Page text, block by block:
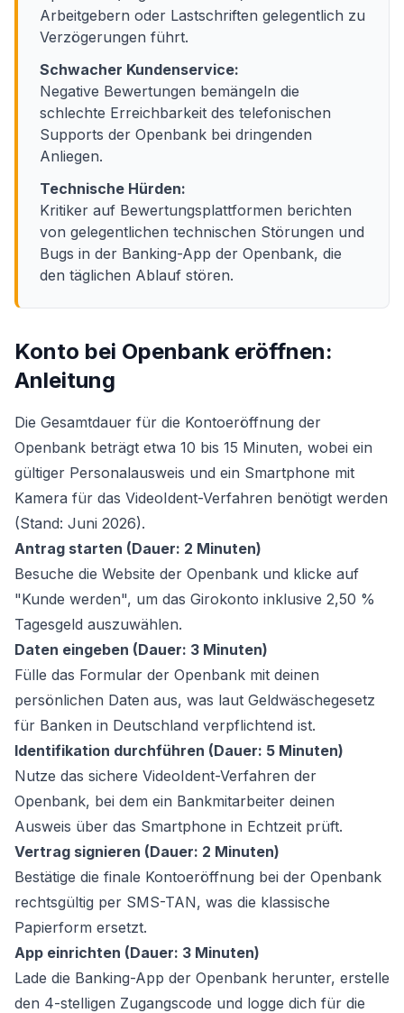
Arbeitgebern oder Lastschriften gelegentlich zu
Verzögerungen führt.
Schwacher Kundenservice:
Negative Bewertungen bemängeln die
schlechte Erreichbarkeit des telefonischen
Supports der Openbank bei dringenden
Anliegen.
Technische Hürden:
Kritiker auf Bewertungsplattformen berichten
von gelegentlichen technischen Störungen und
Bugs in der Banking-App der Openbank, die
den täglichen Ablauf stören.
Konto bei Openbank eröffnen:
Anleitung
Die Gesamtdauer für die Kontoeröffnung der
Openbank beträgt etwa 10 bis 15 Minuten, wobei ein
gültiger Personalausweis und ein Smartphone mit
Kamera für das VideoIdent-Verfahren benötigt werden
(Stand: Juni 2026).
Antrag starten (Dauer: 2 Minuten)
Besuche die Website der Openbank und klicke auf
"Kunde werden", um das Girokonto inklusive 2,50 %
Tagesgeld auszuwählen.
Daten eingeben (Dauer: 3 Minuten)
Fülle das Formular der Openbank mit deinen
persönlichen Daten aus, was laut Geldwäschegesetz
für Banken in Deutschland verpflichtend ist.
Identifikation durchführen (Dauer: 5 Minuten)
Nutze das sichere VideoIdent-Verfahren der
Openbank, bei dem ein Bankmitarbeiter deinen
Ausweis über das Smartphone in Echtzeit prüft.
Vertrag signieren (Dauer: 2 Minuten)
Bestätige die finale Kontoeröffnung bei der Openbank
rechtsgültig per SMS-TAN, was die klassische
Papierform ersetzt.
App einrichten (Dauer: 3 Minuten)
Lade die Banking-App der Openbank herunter, erstelle
den 4-stelligen Zugangscode und logge dich für die